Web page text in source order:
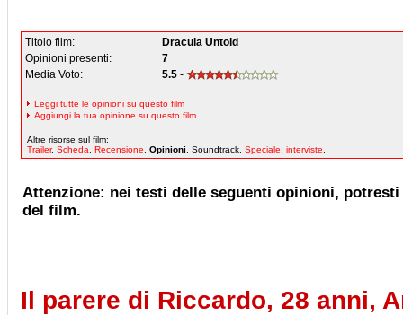
Titolo film:
Dracula Untold
Opinioni presenti:
7
Media Voto:
5.5 -
Leggi tutte le opinioni su questo film
Aggiungi la tua opinione su questo film
Altre risorse sul film:
Trailer, Scheda Recensione Opinioni , Soundtrack, Speciale: interviste
Attenzione: nei testi delle seguenti opinioni,
del film.
Il parere di Riccardo, 28 anni,